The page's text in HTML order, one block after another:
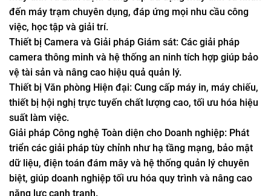
đến máy trạm chuyên dụng, đáp ứng mọi nhu cầu công
việc, học tập và giải trí.
Thiết bị Camera và Giải pháp Giám sát: Các giải pháp
camera thông minh và hệ thống an ninh tích hợp giúp bảo
vệ tài sản và nâng cao hiệu quả quản lý.
Thiết bị Văn phòng Hiện đại: Cung cấp máy in, máy chiếu,
thiết bị hội nghị trực tuyến chất lượng cao, tối ưu hóa hiệu
suất làm việc.
Giải pháp Công nghệ Toàn diện cho Doanh nghiệp: Phát
triển các giải pháp tùy chỉnh như hạ tầng mạng, bảo mật
dữ liệu, điện toán đám mây và hệ thống quản lý chuyên
biệt, giúp doanh nghiệp tối ưu hóa quy trình và nâng cao
năng lực cạnh tranh.